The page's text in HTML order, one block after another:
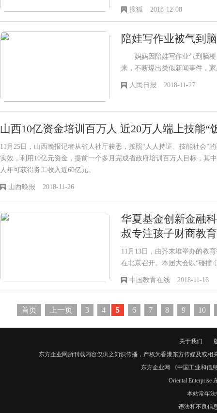
《Miracle》的精彩回归舞台，
搜狐 2018-12-08
陪娃写作业被气到
妈妈因陪娃写作业气到脑梗
来，不断爆出类似新闻事件，
人民日报 2018-11-27
山西10亿资金培训百万人 近20万人端上技能“
11月25日，山西晚报记者从省人社厅获悉，按照“人人持证、技能社会”
实效，利用10亿元资金，提前一个多月完成省政府培训百万人目标，其
人年可获得务工收入近60亿元。
山西晚报 2018-11-26
华夏基金创新金融
叔专注孩子财商教育
11月13日，由芥末堆举办的教
在北京召开。本届大会以“碰撞
的...
中国教育在线 2018-11-16
首页 上一页 3 4 5 6 7 8 9 10
关于我们
东方企业网所刊载内容仅供之知识传播，产权为香港东方传媒及或
东方企业网 《中国工业和信
Oriental Enterprise
本站常年
违法和不良信